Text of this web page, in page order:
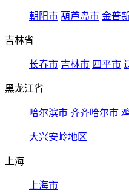
朝阳市 葫芦岛市 金普
吉林省
长春市 吉林市 四平市
黑龙江省
哈尔滨市 齐齐哈尔市
大兴安岭地区
上海
上海市